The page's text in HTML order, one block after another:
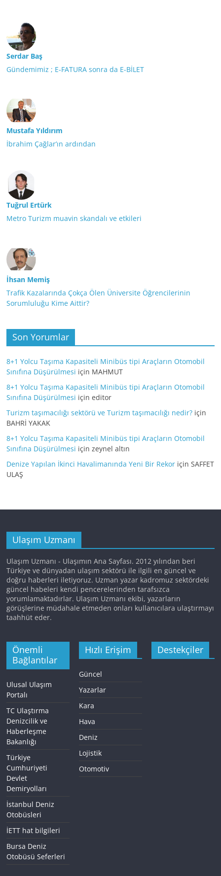
Serdar Baş
Gündemimiz ; E-FATURA sonra da E-BİLET
Mustafa Yıldırım
İbrahim Çağlar’ın ardından
Tuğrul Ertürk
Metro Turizm muavin skandalı ve etkileri
İhsan Memiş
Trafik Kazalarında Çokça Ölen Üniversite Öğrencilerinin
Sorumluluğu Kime Aittir?
Son Yorumlar
8+1 Yolcu Taşıma Kapasiteli Minibüs tipi Araçların Otomobil
Sınıfına Düşürülmesi için MAHMUT
8+1 Yolcu Taşıma Kapasiteli Minibüs tipi Araçların Otomobil
Sınıfına Düşürülmesi içineditor
Turizm taşımacılığı sektörü ve Turizm taşımacılığı nedir? için
BAHRİ YAKAK
8+1 Yolcu Taşıma Kapasiteli Minibüs tipi Araçların Otomobil
Sınıfına Düşürülmesi içinzeynel altın
Denize Yapılan İkinci Havalimanında Yeni Bir Rekor içinSAFFET
ULAŞ
Ulaşım Uzmanı
Ulaşım Uzmanı - Ulaşımın Ana Sayfası. 2012 yılından beri
Türkiye ve dünyadan ulaşım sektörü ile ilgili en güncel ve
doğru haberleri iletiyoruz. Uzman yazar kadromuz sektördeki
güncel habeleri kendi pencerelerinden tarafsızca
yorumlamaktadırlar. Ulaşım Uzmanı ekibi, yazarların
görüşlerine müdahale etmeden onları kullanıcılara ulaştırmayı
taahhüt eder.
Önemli
Bağlantılar
Ulusal Ulaşım
Portalı
TC Ulaştırma
Denizcilik ve
Haberleşme
Bakanlığı
Türkiye
Cumhuriyeti
Devlet
Demiryolları
İstanbul Deniz
Otobüsleri
İETT hat bilgileri
Bursa Deniz
Otobüsü Seferleri
Hızlı Erişim
Güncel
Yazarlar
Kara
Hava
Deniz
Lojistik
Otomotiv
Destekçiler